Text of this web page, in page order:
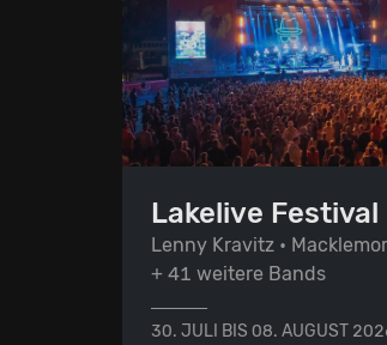
Lakelive Festival
Lenny Kravitz •
+ 41 weitere Bands
30. JULI BIS 08. AUGUST